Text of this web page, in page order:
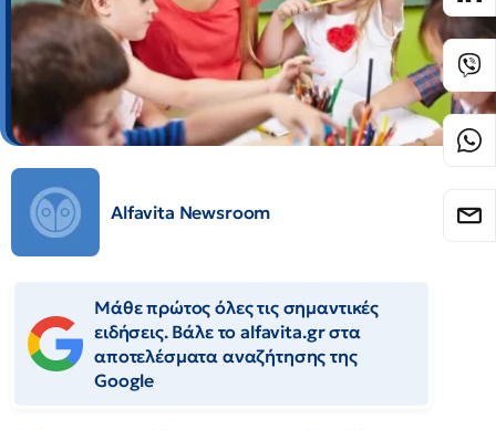
Alfavita Newsroom
Μάθε πρώτος όλες τις σημαντικές
ειδήσεις. Βάλε το alfavita.gr στα
αποτελέσματα αναζήτησης της
Google